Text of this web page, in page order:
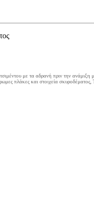
με τα αδρανή πριν την ανάμιξη
πλάκες και στοιχεία σκυροδέματος,